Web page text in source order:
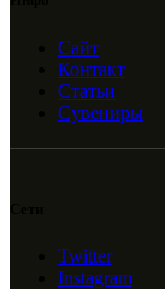
Сайт
Контакт
Статьи
Сувениры
Twitter
Instagram